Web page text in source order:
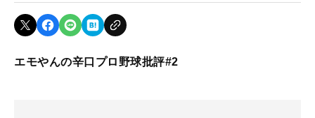
エモやんの辛口プロ野球批評#2